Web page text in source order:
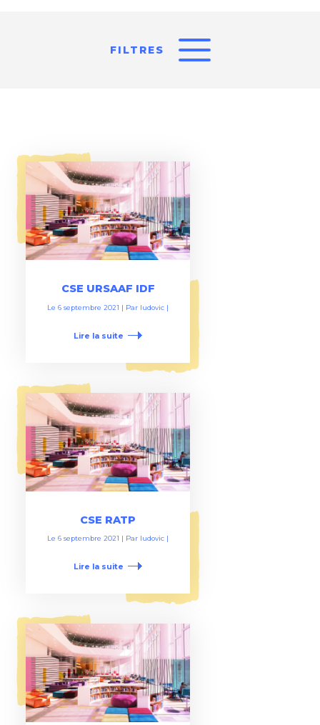
FILTRES
CSE URSAAF IDF
Le 6 septembre 2021 | Par ludovic |
Lire la suite
CSE RATP
Le 6 septembre 2021 | Par ludovic |
Lire la suite